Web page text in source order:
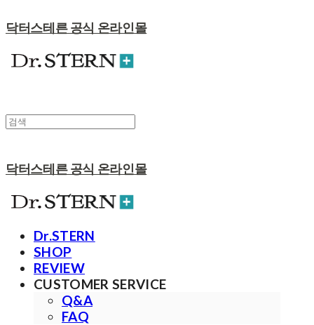
닥터스테른 공식 온라인몰
닥터스테른 공식 온라인몰
Dr.STERN
SHOP
REVIEW
CUSTOMER SERVICE
Q&A
FAQ